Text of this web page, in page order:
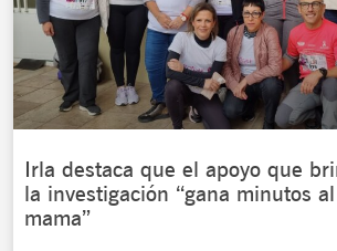
Irla destaca que el apoyo que
la investigación “gana minutos
mama”